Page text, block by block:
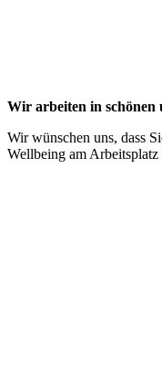
Wir arbeiten in schönen
Wir wünschen uns, dass
Wellbeing am